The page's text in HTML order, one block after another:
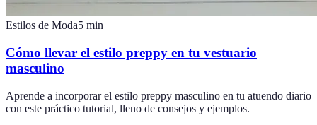
Estilos de Moda5 min
Cómo llevar el estilo preppy en tu vestuario
masculino
Aprende a incorporar el estilo preppy masculino en tu atuendo diario
con este práctico tutorial, lleno de consejos y ejemplos.